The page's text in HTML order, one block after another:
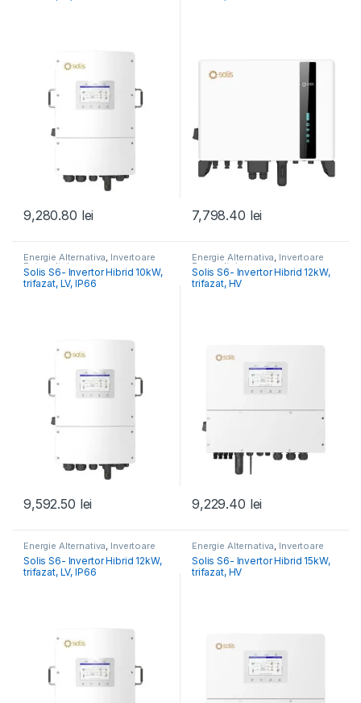
9,280.80 lei 7,798.40 lei
Energie Alternativa, Invertoare
Fotovoltaice
Solis S6- Invertor Hibrid 10kW,
trifazat, LV, IP66
9,592.50 lei
Energie Alternativa, Invertoare
Fotovoltaice
Solis S6- Invertor Hibrid 12kW,
trifazat, HV
9,229.40 lei
Energie Alternativa, Invertoare
Fotovoltaice
Solis S6- Invertor Hibrid 12kW,
trifazat, LV, IP66
Energie Alternativa, Invertoare
Fotovoltaice
Solis S6- Invertor Hibrid 15kW,
trifazat, HV